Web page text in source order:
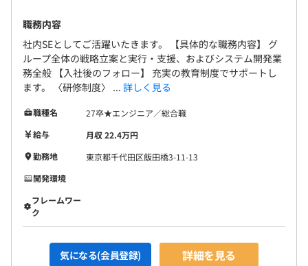
職務内容
社内SEとしてご活躍いたきます。 【具体的な職務内容】 グ
ループ全体の戦略立案と実行・支援、およびシステム開発業
務全般 【入社後のフォロー】 充実の教育制度でサポートし
ます。 〈研修制度〉 ... 詳しく見る
職種名
27卒★エンジニア／総合職
給与
月収 22.4万円
勤務地
東京都千代田区飯田橋3-11-13
開発環境
フレームワー
ク
気になる(会員登録) 詳細を見る